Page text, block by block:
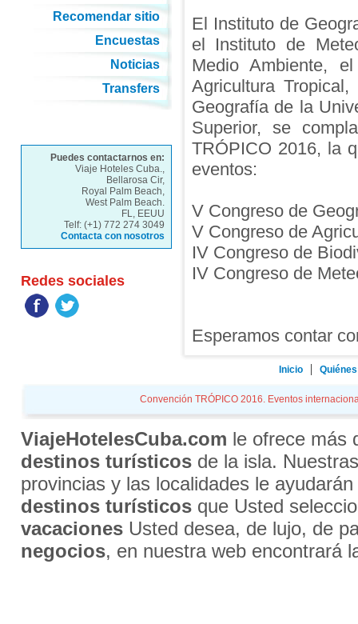
El Instituto de
el Instituto de
Medio Ambiente,
Agricultura
Geografía de la
Superior, se
TRÓPICO 2016, la
eventos:
V Congreso de
V Congreso de
IV Congreso de
IV Congreso de
Esperamos contar
Recomendar sitio
Encuestas
Noticias
Transfers
Puedes contactarnos en:
Viaje Hoteles Cuba.,
Bellarosa Cir,
Royal Palm Beach,
West Palm Beach.
FL, EEUU
Telf: (+1) 772 274 3049
Contacta con nosotros
Redes sociales
Inicio
Convención TRÓPICO 2016. Eventos
ViajeHotelesCuba.com le ofrece más
destinos turísticosde la isla.
provincias y las localidades le
destinos turísticosque Usted
vacacionesUsted desea, de lujo, de
negocios, en nuestra web encontrará